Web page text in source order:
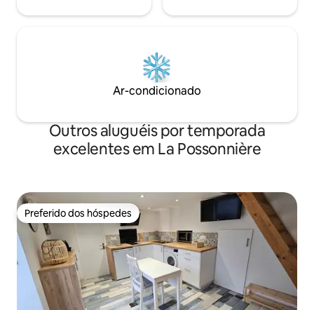
Ar-condicionado
Outros aluguéis por temporada
excelentes em La Possonnière
Preferido dos hóspedes
Preferido dos hóspedes